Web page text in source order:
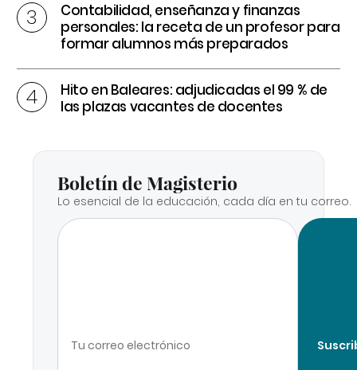
Contabilidad, enseñanza y finanzas
personales: la receta de un profesor para
formar alumnos más preparados
Hito en Baleares: adjudicadas el 99 % de
las plazas vacantes de docentes
Boletín de Magisterio
Lo esencial de la educación, cada día en tu correo.